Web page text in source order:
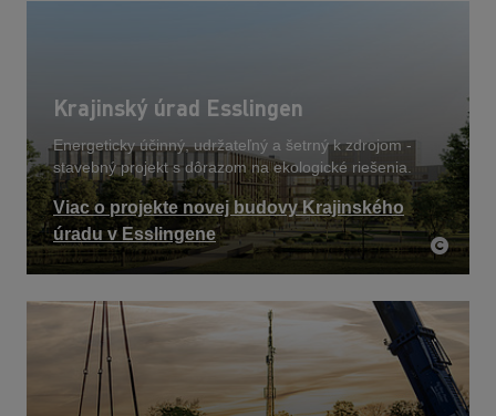
Krajinský úrad Esslingen
Energeticky účinný, udržateľný a šetrný k zdrojom -
stavebný projekt s dôrazom na ekologické riešenia.
Viac o projekte novej budovy Krajinského
úradu v Esslingene